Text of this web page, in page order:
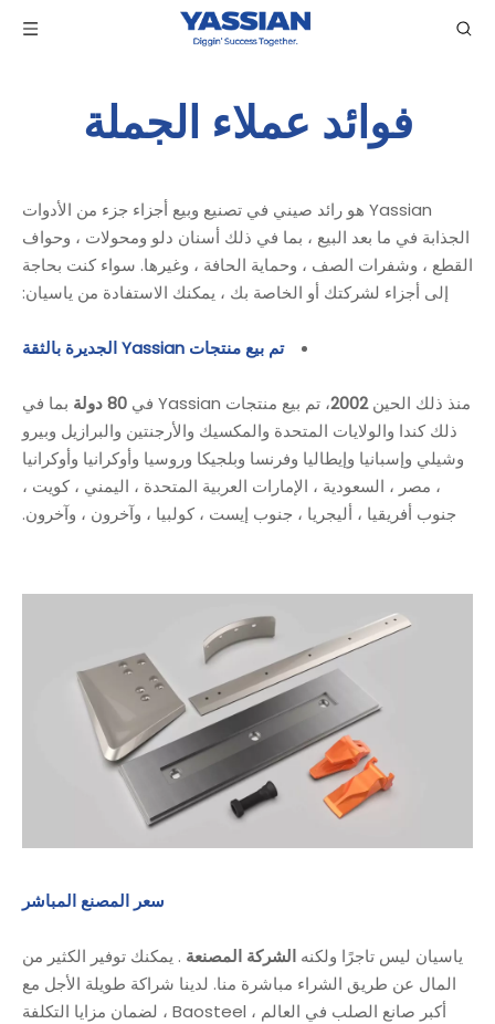
فوائد عملاء الجملة
Yassian هو رائد صيني في تصنيع وبيع أجزاء جزء من الأدوات
الجذابة في ما بعد البيع ، بما في ذلك أسنان دلو ومحولات ، وحواف
القطع ، وشفرات الصف ، وحماية الحافة ، وغيرها. سواء كنت بحاجة
إلى أجزاء لشركتك أو الخاصة بك ، يمكنك الاستفادة من ياسيان:
تم بيع منتجات Yassian الجديرة بالثقة
منذ ذلك الحين2002، تم بيع منتجات Yassian في 80 دولة
بما في
ذلك كندا والولايات المتحدة والمكسيك والأرجنتين والبرازيل وبيرو
وشيلي وإسبانيا وإيطاليا وفرنسا وبلجيكا وروسيا وأوكرانيا وأوكرانيا
، مصر ، السعودية ، الإمارات العربية المتحدة ، اليمني ، كويت ،
جنوب أفريقيا ، أليجريا ، جنوب إيست ، كولبيا ، وآخرون ، وآخرون.
سعر المصنع المباشر
ياسيان ليس تاجرًا ولكنه الشركة المصنعة . يمكنك توفير الكثير من
المال عن طريق الشراء مباشرة منا. لدينا شراكة طويلة الأجل مع
أكبر صانع الصلب في العالم ، Baosteel ، لضمان مزايا التكلفة